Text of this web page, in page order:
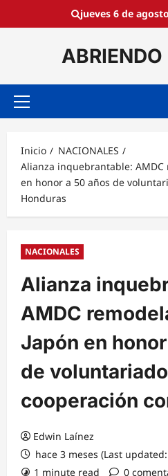
jueves 6 de
Menú
Inicio
NACIONALES
Alianza inquebrantable: AMDC
en honor a 50 años de
Honduras
NACIONALES
Alianza
AMDC
Japón en
de
cooperación
Edwin Laínez
hace 3 meses (Last
1 minute read
0